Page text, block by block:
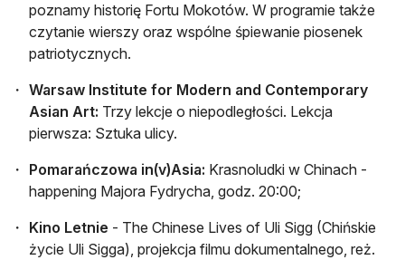
poznamy historię Fortu Mokotów. W programie także
czytanie wierszy oraz wspólne śpiewanie piosenek
patriotycznych.
Warsaw Institute for Modern and Contemporary
Asian Art: Trzy lekcje o niepodległości. Lekcja
pierwsza: Sztuka ulicy.
Pomarańczowa in(v)Asia: Krasnoludki w Chinach -
happening Majora Fydrycha, godz. 20:00;
Kino Letnie - The Chinese Lives of Uli Sigg (Chińskie
życie Uli Sigga), projekcja filmu dokumentalnego, reż.